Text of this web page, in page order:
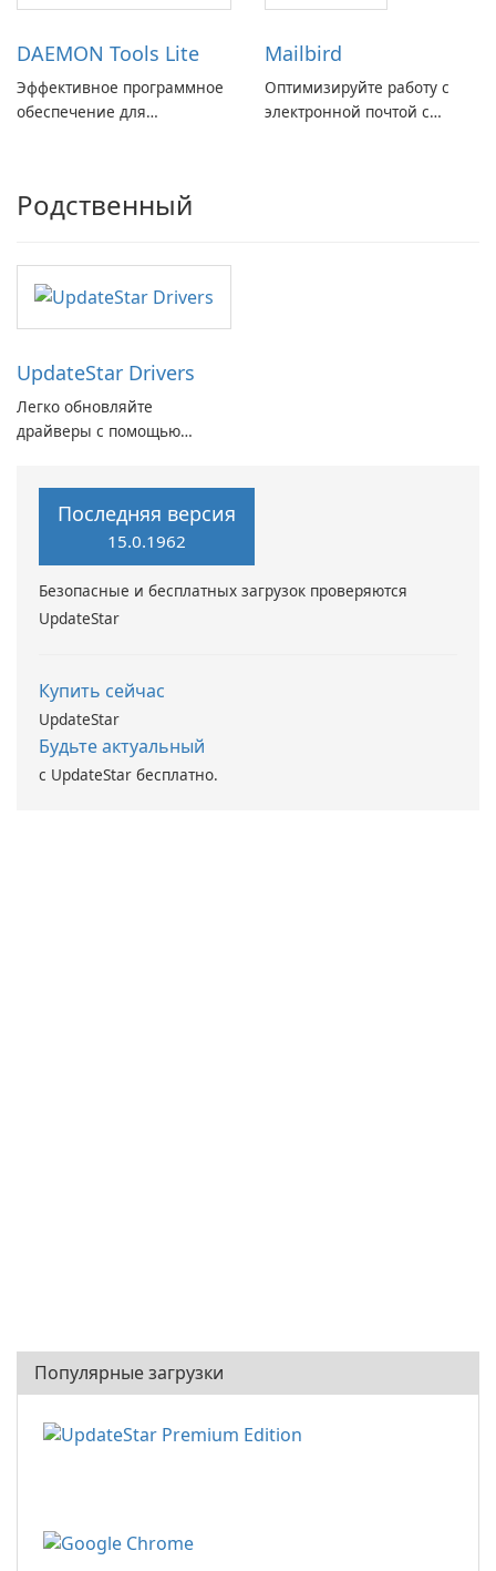
DAEMON Tools Lite
Эффективное программное
обеспечение для
Mailbird
Оптимизируйте работу с
электронной почтой с
Родственный
UpdateStar Drivers
Легко обновляйте
драйверы с помощью
Последняя версия
15.0.1962
Безопасные и бесплатных загрузок проверяются
UpdateStar
Купить сейчас
UpdateStar
Будьте актуальный
с UpdateStar бесплатно.
Популярные загрузки